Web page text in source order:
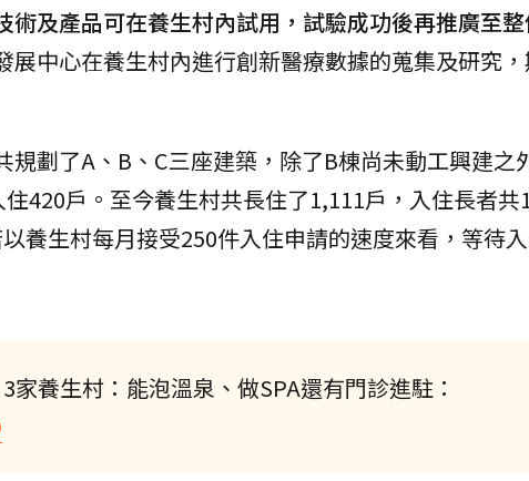
術及產品可在養生村內試用，試驗成功後再推廣至
展中心在養生村內進行創新醫療數據的蒐集及研究
規劃了A、B、C三座建築，除了B棟尚未動工興建之
420戶。至今養生村共長住了1,111戶，入住長者共
養生村每月接受250件入住申請的速度來看，等待
養生村：能泡溫泉、做SPA還有門診進駐：